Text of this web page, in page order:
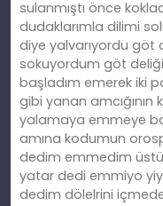
sulanmıştı önce
dudaklarımla dilimi
diye yalvarıyordu göt
sokuyordum göt
başladım emerek iki
gibi yanan amcığının
yalamaya emmeye
amına kodumun
dedim emmedim
yatar dedi emmiyo
dedim dölelrini